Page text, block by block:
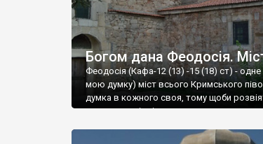
Богом дана Феодосія.
Феодосія (Кафа-12 (13) -15 (18) ст) - одне
мою думку) міст всього Кримського
думка в кожного своя, тому щоби
запрошую відвідати це